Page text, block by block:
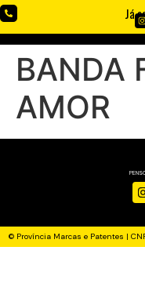
Já
BANDA
AMOR
© Província Marcas e Patentes |